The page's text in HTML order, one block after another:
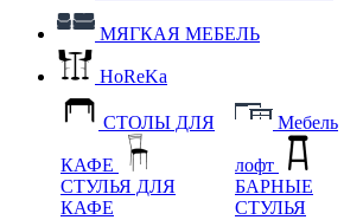
МЯГКАЯ МЕБЕЛЬ
HoReKa
СТОЛЫ ДЛЯ
КАФЕ
СТУЛЬЯ ДЛЯ
КАФЕ
Мебель
лофт
БАРНЫЕ
СТУЛЬЯ